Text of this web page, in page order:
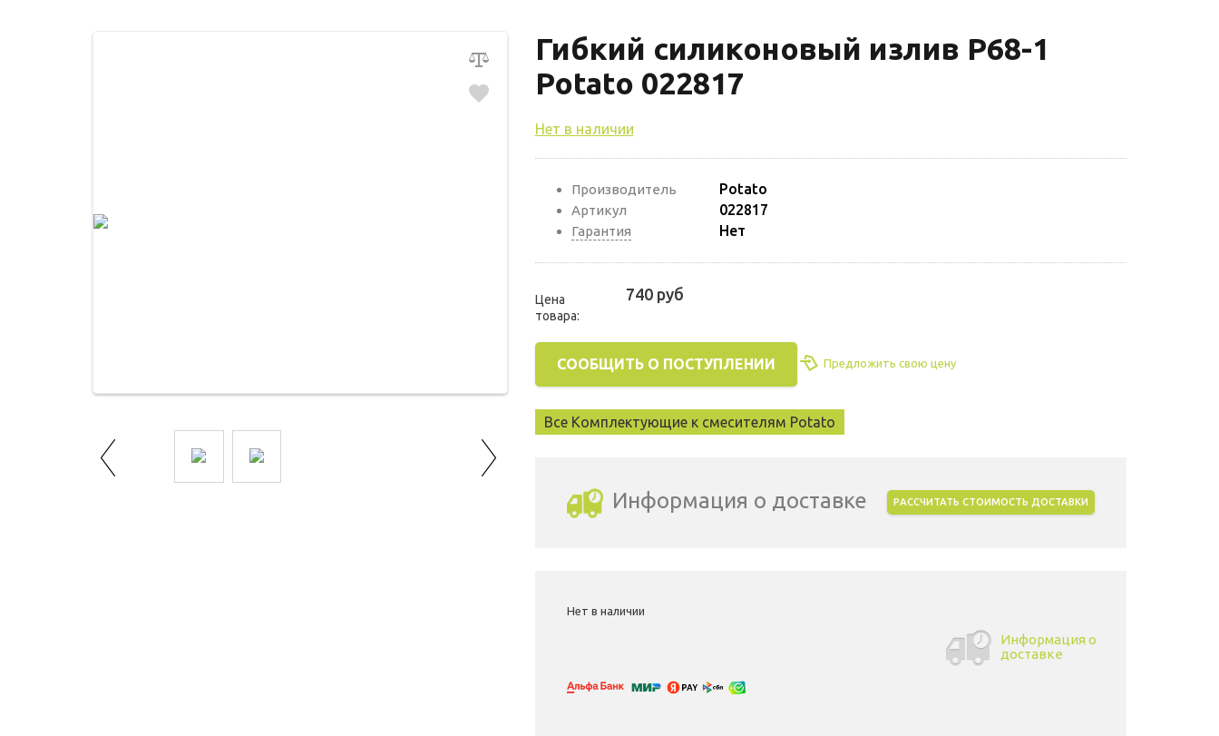
Гибкий силиконовый излив P68-1
Potato 022817
Нет в наличии
Производитель Potato
Артикул 022817
Гарантия Нет
Цена
товара:
740 руб
СООБЩИТЬ О ПОСТУПЛЕНИИ Предложить свою цену
Все Комплектующие к смесителям Potato
Информация о доставке РАССЧИТАТЬ СТОИМОСТЬ ДОСТАВКИ
Нет в наличии
Информация о
доставке